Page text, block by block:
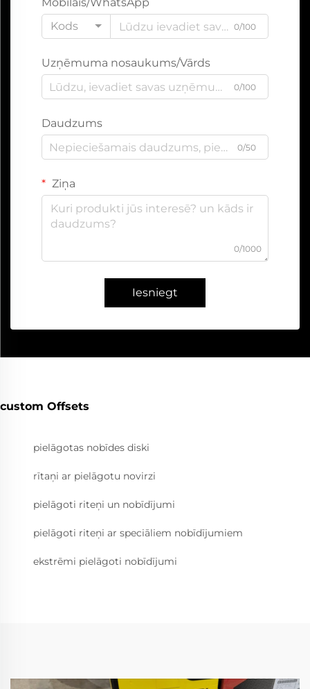
Mobilais/WhatsApp
Kods
0/100
Uzņēmuma nosaukums/Vārds
0/100
Daudzums
0/50
Ziņa
0/1000
Iesniegt
custom Offsets
pielāgotas nobīdes diski
rītaņi ar pielāgotu novirzi
pielāgoti riteņi un nobīdījumi
pielāgoti riteņi ar speciāliem nobīdījumiem
ekstrēmi pielāgoti nobīdījumi